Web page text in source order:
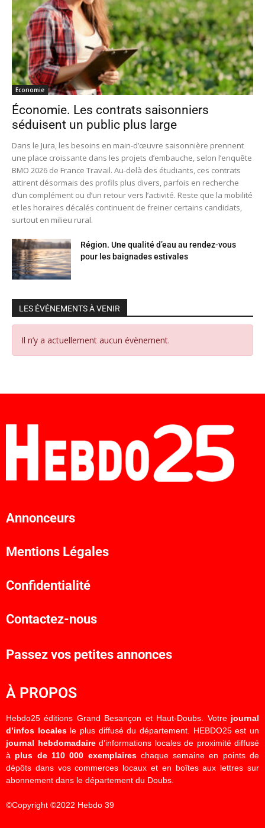
Economie
Économie. Les contrats saisonniers
séduisent un public plus large
Dans le Jura, les besoins en main-d’œuvre saisonnière prennent
une place croissante dans les projets d’embauche, selon l’enquête
BMO 2026 de France Travail. Au-delà des étudiants, ces contrats
attirent désormais des profils plus divers, parfois en recherche
d’un complément ou d’un retour vers l’activité. Reste que la mobilité
et les horaires décalés continuent de freiner certains candidats,
surtout en milieu rural.
Région. Une qualité d’eau au rendez-vous
pour les baignades estivales
LES ÉVÉNEMENTS À VENIR
Il n’y a actuellement aucun évènement.
Annonceurs
Mentions Légales
Confidentialité
Contactez-nous
Passez vos petites annonces
À PROPOS
Hebdo25 éditions Grand Besançon et Haut-Doubs. Votre journal
d’infos localesle plus diffusé du département. HEBDO25 est un
journal hebdomadaired’informations locales de proximité diffusé
à plus de 110 000 exemplaireschaque semaine en points de
dépôts dans vos commerces locaux et en boîtes aux lettres sur
abonnement dans le département du Doubs.
©Copyright ©2022 Hebdo 39